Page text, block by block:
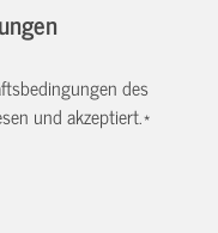
des
und akzeptiert.*